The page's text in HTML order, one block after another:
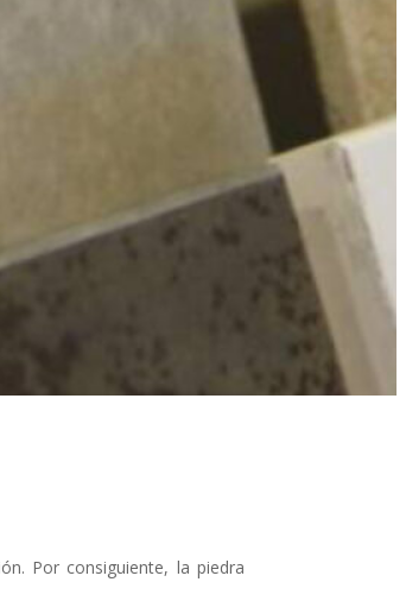
Por consiguiente, la piedra